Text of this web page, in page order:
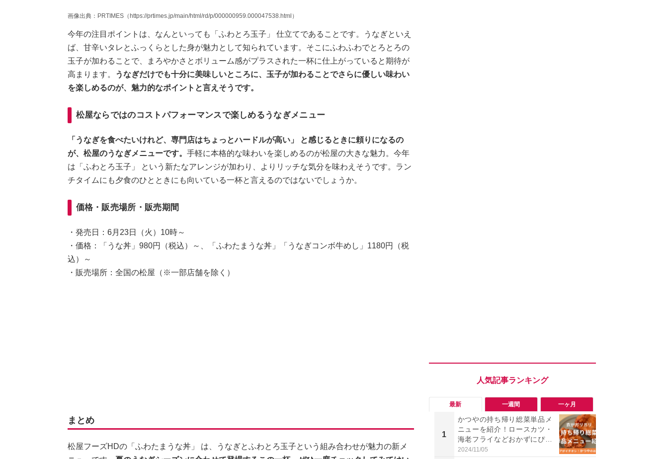
画像出典：PRTIMES（https://prtimes.jp/main/html/rd/p/000000959.000047538.html）
今年の注目ポイントは、なんといっても「ふわとろ玉子」 仕立てであることです。うなぎといえ
ば、甘辛いタレとふっくらとした身が魅力として知られています。そこにふわふわでとろとろの
玉子が加わることで、まろやかさとボリューム感がプラスされた一杯に仕上がっていると期待が
高まります。
うなぎだけでも十分に美味しいところに、玉子が加わることでさらに優しい味わい
を楽しめるのが、魅力的なポイントと言えそうです。
松屋ならではのコストパフォーマンスで楽しめるうなぎメニュー
「うなぎを食べたいけれど、専門店はちょっとハードルが高い」 と感じるときに頼りになるの
が、松屋のうなぎメニューです。 手軽に本格的な味わいを楽しめるのが松屋の大きな魅力。今年
は「ふわとろ玉子」 という新たなアレンジが加わり、よりリッチな気分を味わえそうです。ラン
チタイムにも夕食のひとときにも向いている一杯と言えるのではないでしょうか。
価格・販売場所・販売期間
・発売日：6月23日（火）10時～
・価格：「うな丼」980円（税込）～、「ふわたまうな丼」「うなぎコンボ牛めし」1180円（税
込）～
・販売場所：全国の松屋（※一部店舗を除く）
まとめ
松屋フーズHDの「ふわたまうな丼」 は、うなぎとふわとろ玉子という組み合わせが魅力の新メ
最新 一週間 一ヶ月
1
かつやの持ち帰り総菜単品メ
ニューを紹介！ロースカツ・
海老フライなどおかずにぴっ
たり◎から揚げを実食レビュ
2024/11/05